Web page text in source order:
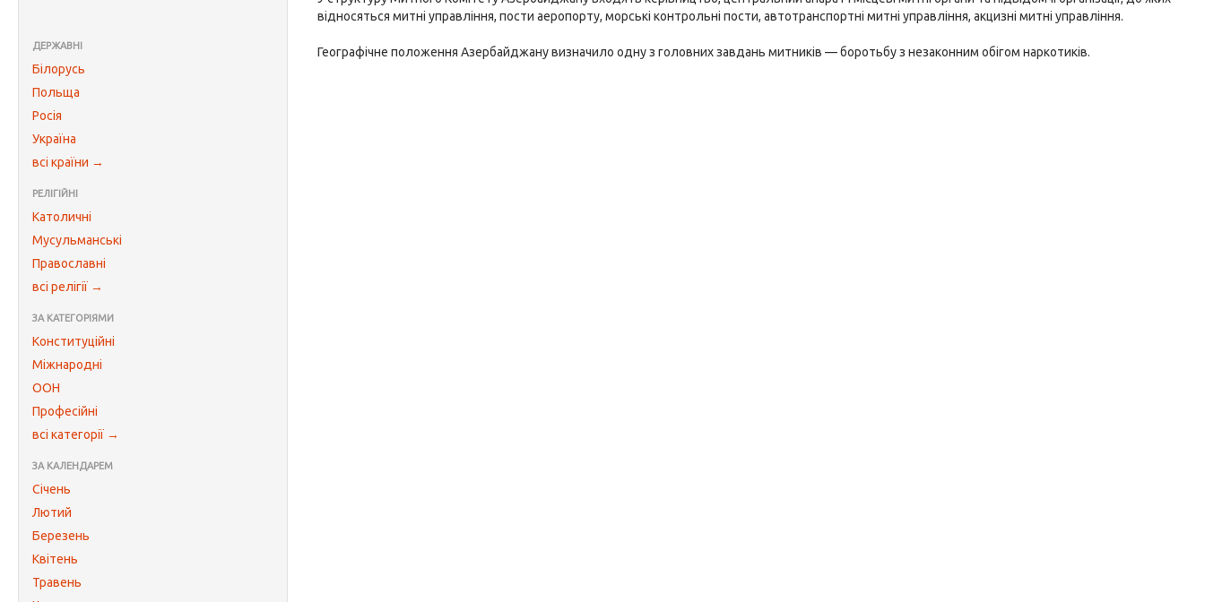
ДЕРЖАВНІ
Білорусь
Польща
Росія
Україна
всі країни →
РЕЛІГІЙНІ
Католичні
Мусульманські
Православні
всі релігії →
ЗА КАТЕГОРІЯМИ
Конституційні
Міжнародні
ООН
Професійні
всі категорії →
ЗА КАЛЕНДАРЕМ
Січень
Лютий
Березень
Квітень
Травень
відносяться митні управління, пости аеропорту, морські контрольні пости, автотранспортні митні управління, акцизні митні управління.
Географічне положення Азербайджану визначило одну з головних завдань митників — боротьбу з незаконним обігом наркотиків.